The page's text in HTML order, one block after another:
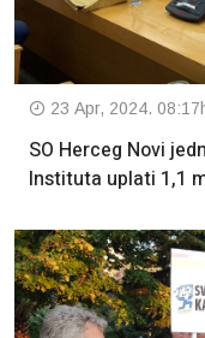
23 Apr, 2024.
SO Herceg Novi
Instituta uplati 1,1